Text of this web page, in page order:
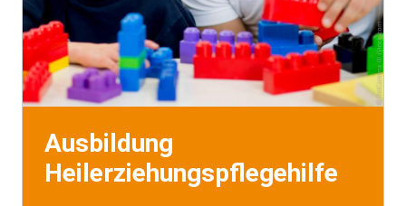
Ausbildung
Heilerziehungspflegehilfe